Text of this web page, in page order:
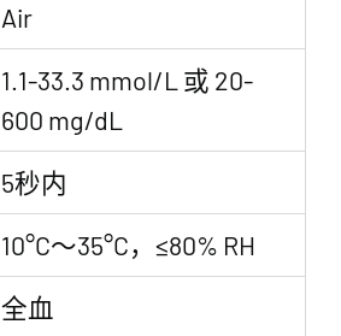
Air
1.1-33.3 mmol/L 或 20-
600 mg/dL
5秒内
10°C～35°C，≤80% RH
全血